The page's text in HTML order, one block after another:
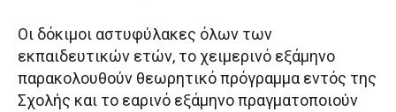
Οι δόκιμοι αστυφύλακες όλων των
εκπαιδευτικών ετών, το χειμερινό εξάμηνο
παρακολουθούν θεωρητικό πρόγραμμα εντός της
Σχολής και το εαρινό εξάμηνο πραγματοποιούν